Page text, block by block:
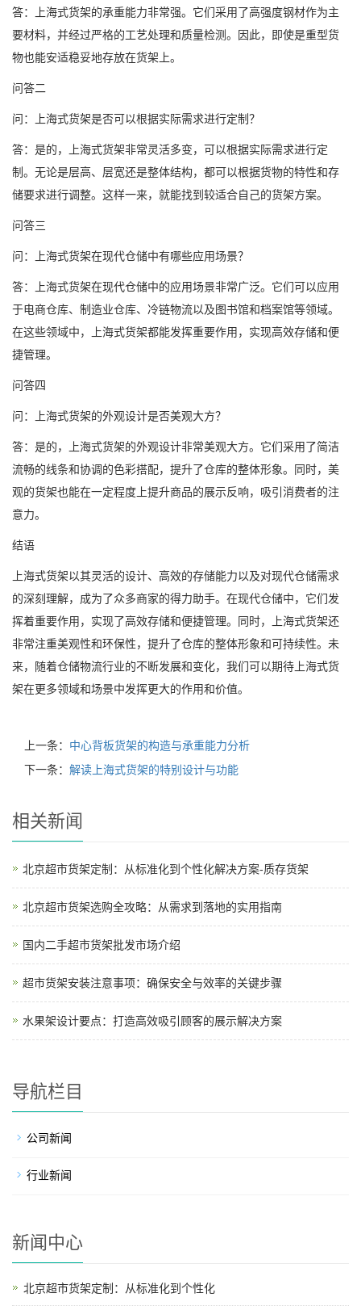
答：上海式货架的承重能力非常强。它们采用了高强度钢材作为主
要材料，并经过严格的工艺处理和质量检测。因此，即使是重型货
物也能安适稳妥地存放在货架上。
问答二
问：上海式货架是否可以根据实际需求进行定制？
答：是的，上海式货架非常灵活多变，可以根据实际需求进行定
制。无论是层高、层宽还是整体结构，都可以根据货物的特性和存
储要求进行调整。这样一来，就能找到较适合自己的货架方案。
问答三
问：上海式货架在现代仓储中有哪些应用场景？
答：上海式货架在现代仓储中的应用场景非常广泛。它们可以应用
于电商仓库、制造业仓库、冷链物流以及图书馆和档案馆等领域。
在这些领域中，上海式货架都能发挥重要作用，实现高效存储和便
捷管理。
问答四
问：上海式货架的外观设计是否美观大方？
答：是的，上海式货架的外观设计非常美观大方。它们采用了简洁
流畅的线条和协调的色彩搭配，提升了仓库的整体形象。同时，美
观的货架也能在一定程度上提升商品的展示反响，吸引消费者的注
意力。
结语
上海式货架以其灵活的设计、高效的存储能力以及对现代仓储需求
的深刻理解，成为了众多商家的得力助手。在现代仓储中，它们发
挥着重要作用，实现了高效存储和便捷管理。同时，上海式货架还
非常注重美观性和环保性，提升了仓库的整体形象和可持续性。未
来，随着仓储物流行业的不断发展和变化，我们可以期待上海式货
架在更多领域和场景中发挥更大的作用和价值。
上一条： 中心背板货架的构造与承重能力分析
下一条： 解读上海式货架的特别设计与功能
相关新闻
北京超市货架定制：从标准化到个性化解决方案-质存货架
北京超市货架选购全攻略：从需求到落地的实用指南
国内二手超市货架批发市场介绍
超市货架安装注意事项：确保安全与效率的关键步骤
水果架设计要点：打造高效吸引顾客的展示解决方案
导航栏目
公司新闻
行业新闻
新闻中心
北京超市货架定制：从标准化到个性化